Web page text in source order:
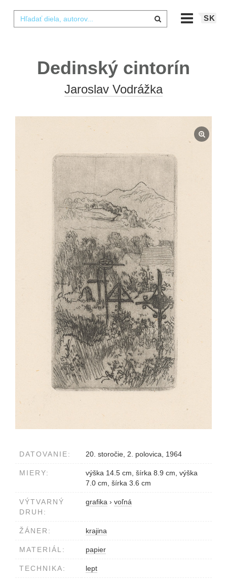
SK
Dedinský cintorín
Jaroslav Vodrážka
DATOVANIE: 20. storočie, 2. polovica, 1964
MIERY:
výška 14.5 cm, šírka 8.9 cm, výška
7.0 cm, šírka 3.6 cm
VÝTVARNÝ
DRUH:
grafika › voľná
ŽÁNER: krajina
MATERIÁL: papier
TECHNIKA: lept